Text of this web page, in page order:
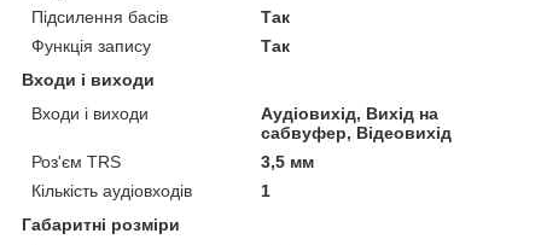
Підсилення басів
Так
Функція запису
Так
Входи і виходи
Входи і виходи
Аудіовихід, Вихід на
сабвуфер, Відеовихід
Роз'єм TRS
3,5 мм
Кількість аудіовходів
1
Габаритні розміри